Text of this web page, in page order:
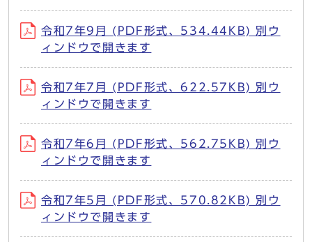
令和7年9月 (PDF形式、534.44KB) 別ウ
ィンドウで開きます
令和7年7月 (PDF形式、622.57KB) 別ウ
ィンドウで開きます
令和7年6月 (PDF形式、562.75KB) 別ウ
ィンドウで開きます
令和7年5月 (PDF形式、570.82KB) 別ウ
ィンドウで開きます